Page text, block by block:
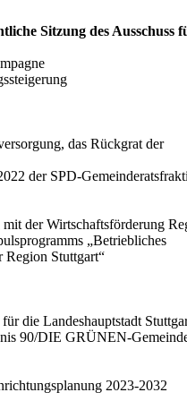
Sitzung des
das Rückgrat der
der SPD-
der Wirtschaftsförderung
„Betriebliches
Region Stuttgart“
die Landeshauptstadt
90/DIE GRÜNEN-
2023-2032